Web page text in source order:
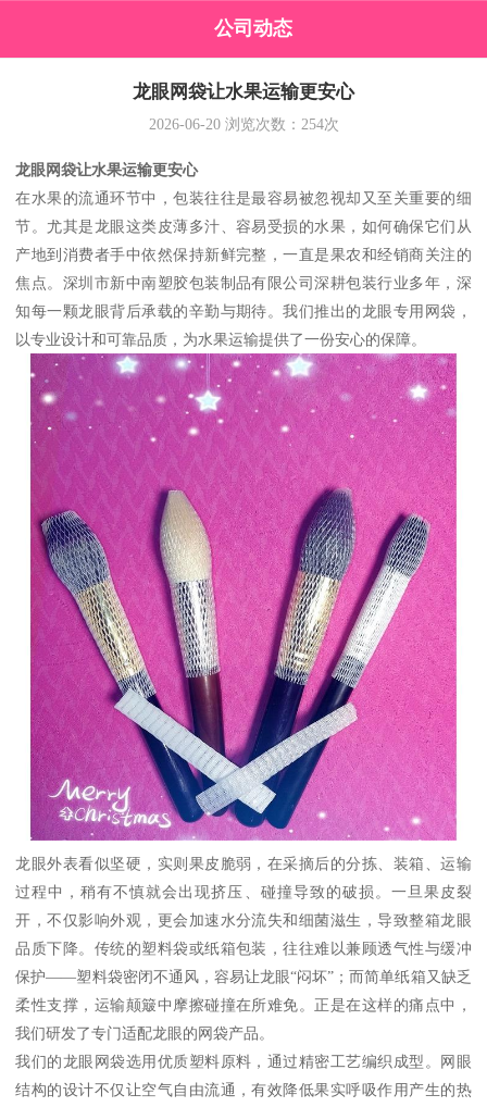
公司动态
龙眼网袋让水果运输更安心
2026-06-20浏览次数： 254次
龙眼网袋让水果运输更安心
在水果的流通环节中，包装往往是最容易被忽视却又至关重要的细
节。尤其是龙眼这类皮薄多汁、容易受损的水果，如何确保它们从
产地到消费者手中依然保持新鲜完整，一直是果农和经销商关注的
焦点。深圳市新中南塑胶包装制品有限公司深耕包装行业多年，深
知每一颗龙眼背后承载的辛勤与期待。我们推出的龙眼专用网袋，
以专业设计和可靠品质，为水果运输提供了一份安心的保障。
龙眼外表看似坚硬，实则果皮脆弱，在采摘后的分拣、装箱、运输
过程中，稍有不慎就会出现挤压、碰撞导致的破损。一旦果皮裂
开，不仅影响外观，更会加速水分流失和细菌滋生，导致整箱龙眼
品质下降。传统的塑料袋或纸箱包装，往往难以兼顾透气性与缓冲
保护——塑料袋密闭不通风，容易让龙眼“闷坏”；而简单纸箱又缺乏
柔性支撑，运输颠簸中摩擦碰撞在所难免。正是在这样的痛点中，
我们研发了专门适配龙眼的网袋产品。
我们的龙眼网袋选用优质塑料原料，通过精密工艺编织成型。网眼
结构的设计不仅让空气自由流通，有效降低果实呼吸作用产生的热